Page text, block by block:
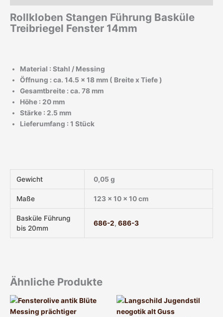
Rollkloben Stangen Führung Basküle
Treibriegel Fenster 14mm
Material : Stahl / Messing
Öffnung : ca. 14.5 x 18 mm ( Breite x Tiefe )
Gesamtbreite : ca. 78 mm
Höhe : 20 mm
Stärke : 2.5 mm
Lieferumfang : 1 Stück
Gewicht 0,05 g
Maße 123 × 10 × 10 cm
Basküle Führung
bis 20mm
686-2,686-3
Ähnliche Produkte